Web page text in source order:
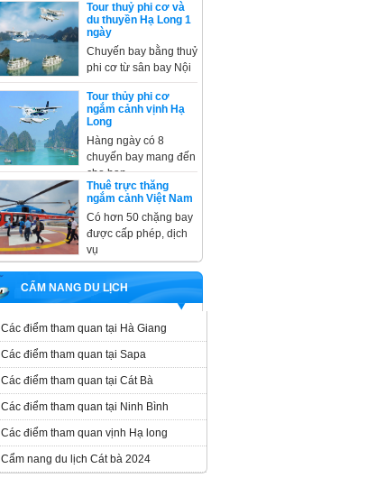
Tour thuỷ phi cơ và
du thuyền Hạ Long 1
ngày
Chuyến bay bằng thuỷ
phi cơ từ sân bay Nội
Tour thủy phi cơ
ngắm cảnh vịnh Hạ
Long
Hàng ngày có 8
chuyến bay mang đến
cho bạn
Thuê trực thăng
ngắm cảnh Việt Nam
Có hơn 50 chặng bay
được cấp phép, dịch
vụ
CẨM NANG DU LỊCH
Các điểm tham quan tại Hà Giang
Các điểm tham quan tại Sapa
Các điểm tham quan tại Cát Bà
Các điểm tham quan tại Ninh Bình
Các điểm tham quan vịnh Hạ long
Cẩm nang du lịch Cát bà 2024